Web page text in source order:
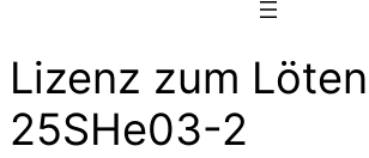
Lizenz zum Löten |
25SHe03-2